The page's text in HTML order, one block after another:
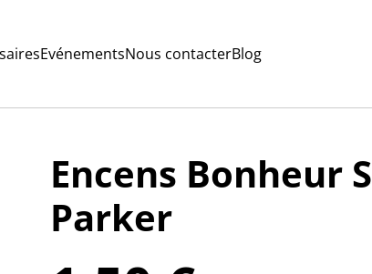
EvénementsNous contacterBlog
Encens Bonheur
Parker